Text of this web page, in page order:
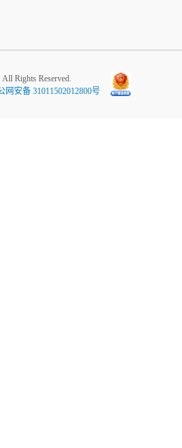
Rights Reserved.
网安备 31011502012800号